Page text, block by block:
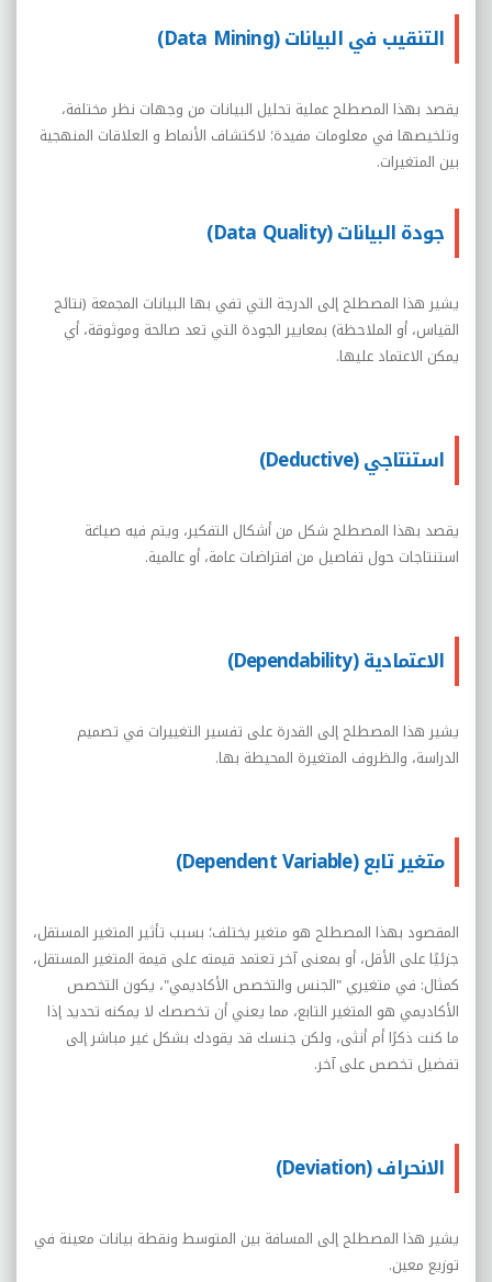
التنقيب في البيانات (Data Mining)
يقصد بهذا المصطلح عملية تحليل البيانات من وجهات نظر مختلفة،
وتلخيصها في معلومات مفيدة؛ لاكتشاف الأنماط و العلاقات المنهجية
بين المتغيرات.
جودة البيانات (Data Quality)
يشير هذا المصطلح إلى الدرجة التي تفي بها البيانات المجمعة (نتائج
القياس، أو الملاحظة) بمعايير الجودة التي تعد صالحة وموثوقة، أي
يمكن الاعتماد عليها.
استنتاجي (Deductive)
يقصد بهذا المصطلح شكل من أشكال التفكير، ويتم فيه صياغة
استنتاجات حول تفاصيل من افتراضات عامة، أو عالمية.
الاعتمادية (Dependability)
يشير هذا المصطلح إلى القدرة على تفسير التغييرات في تصميم
الدراسة، والظروف المتغيرة المحيطة بها.
متغير تابع (Dependent Variable)
المقصود بهذا المصطلح هو متغير يختلف؛ بسبب تأثير المتغير المستقل،
جزئيًا على الأقل، أو بمعنى آخر تعتمد قيمته على قيمة المتغير المستقل،
كمثال: في متغيري "الجنس والتخصص الأكاديمي"، يكون التخصص
الأكاديمي هو المتغير التابع، مما يعني أن تخصصك لا يمكنه تحديد إذا
ما كنت ذكرًا أم أنثى، ولكن جنسك قد يقودك بشكل غير مباشر إلى
تفضيل تخصص على آخر.
الانحراف (Deviation)
يشير هذا المصطلح إلى المسافة بين المتوسط ونقطة بيانات معينة في
توزيع معين.